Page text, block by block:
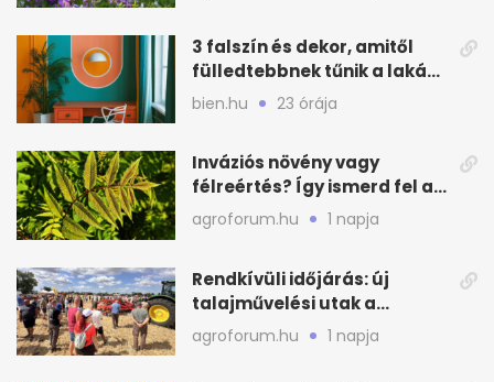
3 falszín és dekor, amitől
fülledtebbnek tűnik a lakás
nyáron
bien.hu 23 órája
Inváziós növény vagy
félreértés? Így ismerd fel a
valódi kockázatot
agroforum.hu 1 napja
Rendkívüli időjárás: új
talajművelési utak a
gazdáknak
agroforum.hu 1 napja